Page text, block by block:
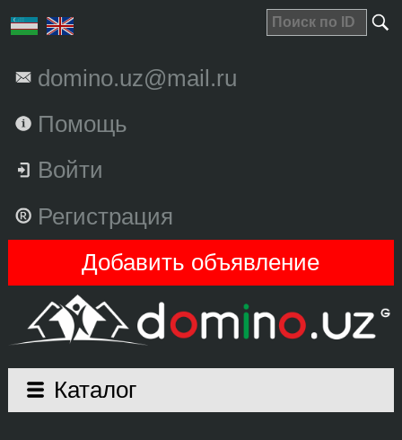
domino.uz@mail.ru
Помощь
Войти
Регистрация
Добавить объявление
Каталог